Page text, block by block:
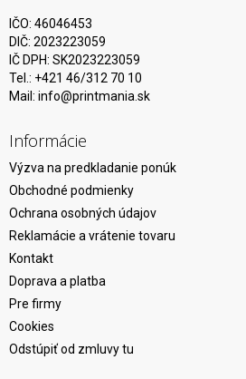
IČO: 46046453
DIČ: 2023223059
IČ DPH: SK2023223059
Tel.: +421 46/312 70 10
Mail: info@printmania.sk
Informácie
Výzva na predkladanie ponúk
Obchodné podmienky
Ochrana osobných údajov
Reklamácie a vrátenie tovaru
Kontakt
Doprava a platba
Pre firmy
Cookies
Odstúpiť od zmluvy tu